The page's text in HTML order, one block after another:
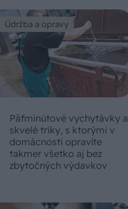
Údržba a opravy
Päťminútové vychytávky a
skvelé triky, s ktorými v
domácnosti opravíte
takmer všetko aj bez
zbytočných výdavkov